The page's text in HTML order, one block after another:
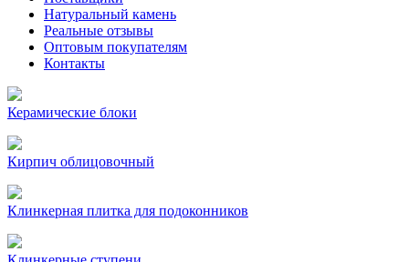
Натуральный камень
Реальные отзывы
Оптовым покупателям
Контакты
Керамические блоки
Кирпич облицовочный
Клинкерная плитка для подоконников